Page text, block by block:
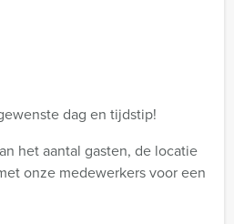
dag en tijdstip!
het aantal gasten, de locatie
onze medewerkers voor een